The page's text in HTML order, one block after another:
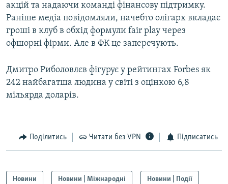
акцій та надаючи команді фінансову підтримку.
Раніше медіа повідомляли, начебто олігарх вкладає
гроші в клуб в обхід формули fair play через
офшорні фірми. Але в ФК це заперечують.
Дмитро Риболовлєв фігурує у рейтингах Forbes як
242 найбагатша людина у світі з оцінкою 6,8
мільярда доларів.
Поділитись Читати без VPN Підписатись
Новини Новини | Міжнародні Новини | Події